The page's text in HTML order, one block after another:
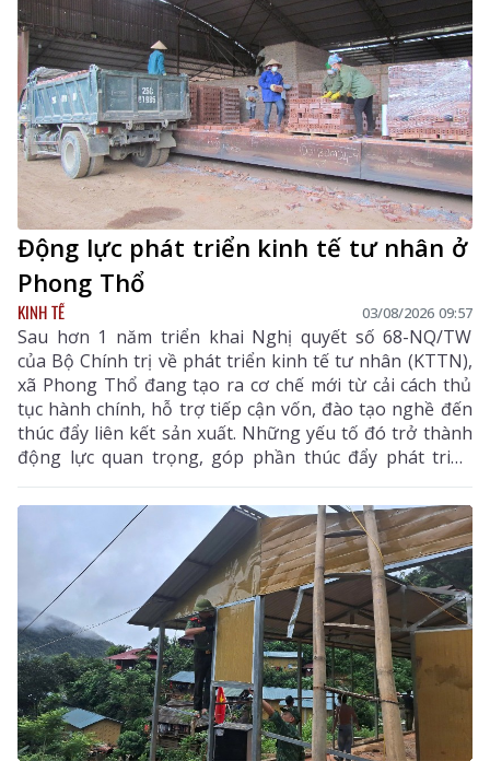
Động lực phát triển kinh tế tư nhân ở
Phong Thổ
KINH TẾ 03/08/2026 09:57
Sau hơn 1 năm triển khai Nghị quyết số 68-NQ/TW
của Bộ Chính trị về phát triển kinh tế tư nhân (KTTN),
xã Phong Thổ đang tạo ra cơ chế mới từ cải cách thủ
tục hành chính, hỗ trợ tiếp cận vốn, đào tạo nghề đến
thúc đẩy liên kết sản xuất. Những yếu tố đó trở thành
động lực quan trọng, góp phần thúc đẩy phát triển
kinh tế - xã hội của vùng đất biên cương, từng bước
khẳng định rõ nét vai trò của KTTN.